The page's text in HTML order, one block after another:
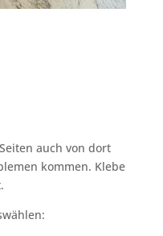
auch von dort
kommen. Klebe